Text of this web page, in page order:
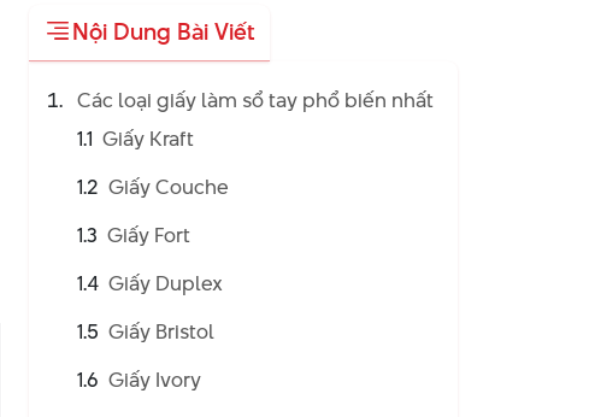
Nội Dung Bài Viết
Các loại giấy làm sổ tay phổ biến nhất
1.1 Giấy Kraft
1.2 Giấy Couche
1.3 Giấy Fort
1.4 Giấy Duplex
1.5 Giấy Bristol
1.6 Giấy Ivory